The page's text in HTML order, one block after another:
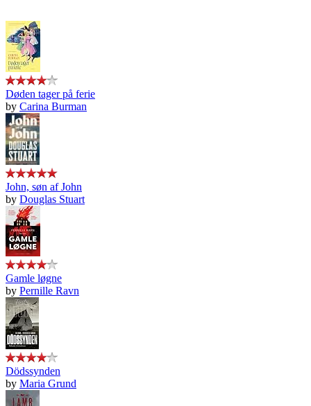
Døden tager på ferie
by Carina Burman
John, søn af John
by Douglas Stuart
Gamle løgne
by Pernille Ravn
Dödssynden
by Maria Grund